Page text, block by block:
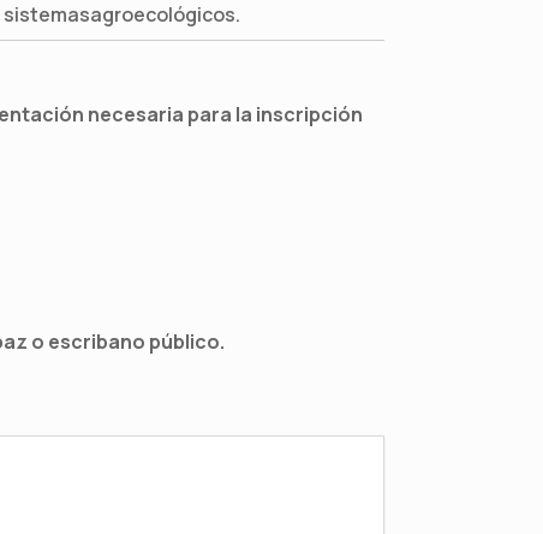
necesaria para la inscripción
o escribano público.